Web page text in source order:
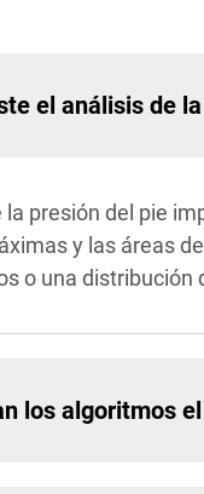
el análisis de
la presión del pie
y las áreas
o una distribución
los algoritmos